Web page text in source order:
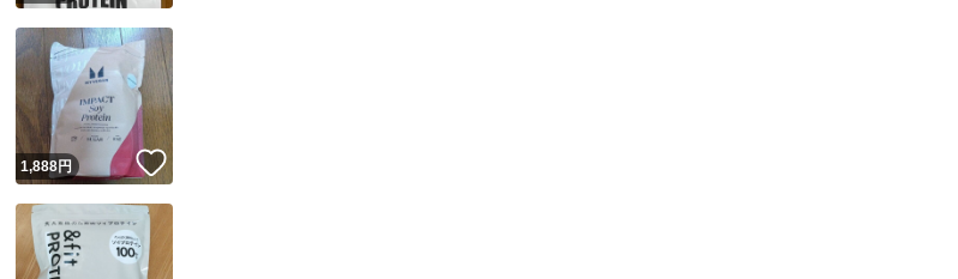
いいね！
1,888円